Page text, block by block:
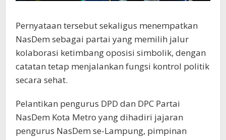
Pernyataan tersebut sekaligus menempatkan
NasDem sebagai partai yang memilih jalur
kolaborasi ketimbang oposisi simbolik, dengan
catatan tetap menjalankan fungsi kontrol politik
secara sehat.
Pelantikan pengurus DPD dan DPC Partai
NasDem Kota Metro yang dihadiri jajaran
pengurus NasDem se-Lampung, pimpinan